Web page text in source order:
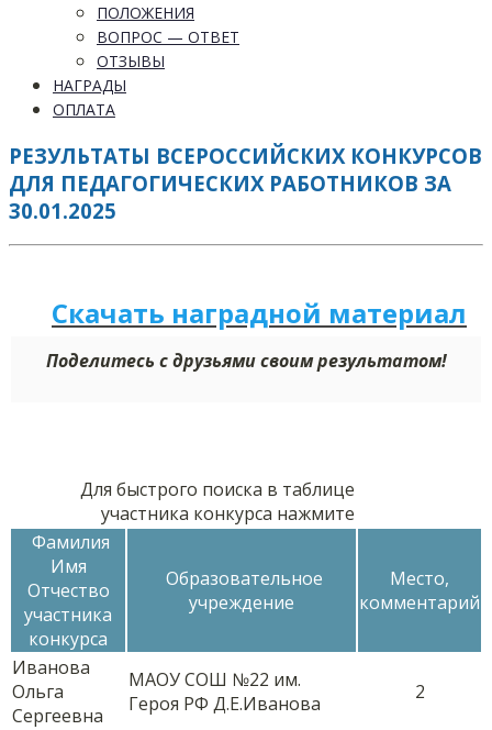
ПОЛОЖЕНИЯ
ВОПРОС — ОТВЕТ
ОТЗЫВЫ
НАГРАДЫ
ОПЛАТА
РЕЗУЛЬТАТЫ ВСЕРОССИЙСКИХ КОНКУРСОВ
ДЛЯ ПЕДАГОГИЧЕСКИХ РАБОТНИКОВ ЗА
30.01.2025
Скачать наградной материал
Поделитесь с друзьями своим результатом!
Для быстрого поиска в таблице
участника конкурса нажмите
Фамилия
Имя
Отчество
участника
конкурса
Образовательное
учреждение
Место,
комментарий
Иванова
Ольга
Сергеевна
МАОУ СОШ №22 им.
Героя РФ Д.Е.Иванова
2